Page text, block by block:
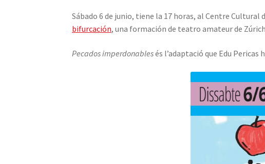
Sábado 6 de junio, tiene la 17 horas, al Centre
bifurcación, una formación de teatro amateur de
Pecados imperdonablesés l’adaptació que Edu